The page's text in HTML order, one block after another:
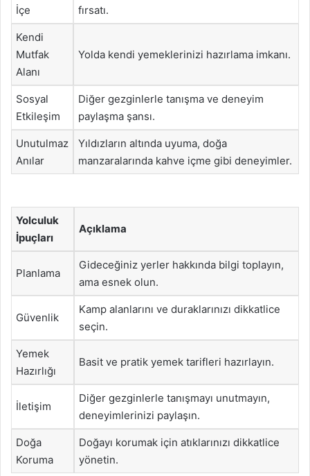
İçe
fırsatı.
Kendi
Mutfak
Alanı
Yolda kendi yemeklerinizi hazırlama imkanı.
Sosyal
Etkileşim
Diğer gezginlerle tanışma ve deneyim
paylaşma şansı.
Unutulmaz
Anılar
Yıldızların altında uyuma, doğa
manzaralarında kahve içme gibi deneyimler.
Yolculuk
İpuçları
Açıklama
Planlama
Gideceğiniz yerler hakkında bilgi toplayın,
ama esnek olun.
Güvenlik
Kamp alanlarını ve duraklarınızı dikkatlice
seçin.
Yemek
Hazırlığı
Basit ve pratik yemek tarifleri hazırlayın.
İletişim
Diğer gezginlerle tanışmayı unutmayın,
deneyimlerinizi paylaşın.
Doğa
Koruma
Doğayı korumak için atıklarınızı dikkatlice
yönetin.